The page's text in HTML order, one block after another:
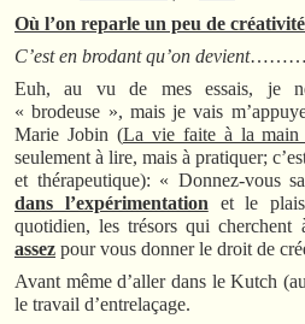
Où l’on reparle un peu de
C’est en brodant qu’on devient
Euh, au vu de mes essais, je
« brodeuse », mais je vais
Marie Jobin (La vie faite à la
seulement à lire, mais à pratiquer;
et thérapeutique): « Donnez-vous
dans l’expérimentation et le
quotidien, les trésors qui
assez pour vous donner le droit de
Avant même d’aller dans le Kutch
le travail d’entrelaçage.